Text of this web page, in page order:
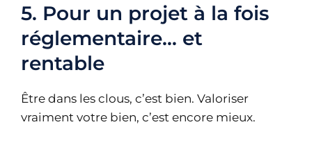
5. Pour un projet à la fois
réglementaire… et
rentable
Être dans les clous, c’est bien. Valoriser
vraiment votre bien, c’est encore mieux.